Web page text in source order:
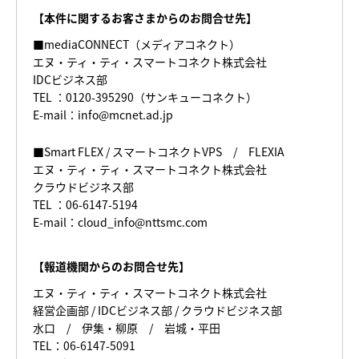
【本件に関するお客さまからのお問合せ先】
■mediaCONNECT（メディアコネクト）
エヌ・ティ・ティ・スマートコネクト株式会社
IDCビジネス部
TEL ：0120-395290（サンキューコネクト）
E-mail：info@mcnet.ad.jp
■Smart FLEX / スマートコネクトVPS / FLEXIA
エヌ・ティ・ティ・スマートコネクト株式会社
クラウドビジネス部
TEL ：06-6147-5194
E-mail：cloud_info@nttsmc.com
【報道機関からのお問合せ先】
エヌ・ティ・ティ・スマートコネクト株式会社
経営企画部 / IDCビジネス部 / クラウドビジネス部
水口 / 伊集・柳原 / 岩城・平田
TEL：06-6147-5091